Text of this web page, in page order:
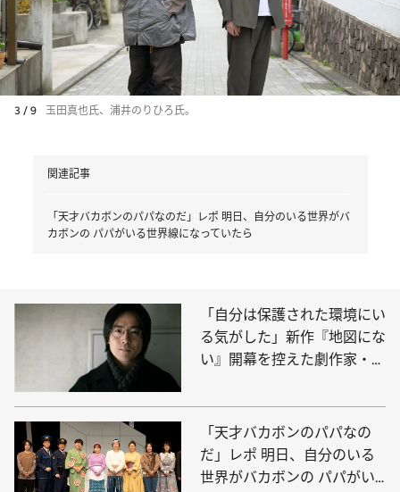
3 / 9 玉田真也氏、浦井のりひろ氏。
関連記事
「天才バカボンのパパなのだ」レポ 明日、自分のいる世界がバ
カボンの パパがいる世界線になっていたら
「自分は保護された環境にい
る気がした」新作『地図にな
い』開幕を控えた劇作家・玉
づいたこと
「天才バカボンのパパなの
だ」レポ 明日、自分のいる
世界がバカボンの パパがい